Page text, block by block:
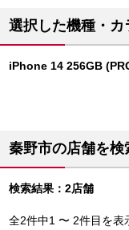
選択した機種・カ
iPhone 14 256GB
秦野市の店舗を
検索結果：2店舗
全2件中1 〜 2件目を表